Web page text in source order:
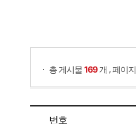
총 게시물169 개 ,페이지
GFEZニュース 목록으로 번호, 제목, 작성자, 조회수, 등록일, 첨부파일로 나열 되고 있습니다.
번호